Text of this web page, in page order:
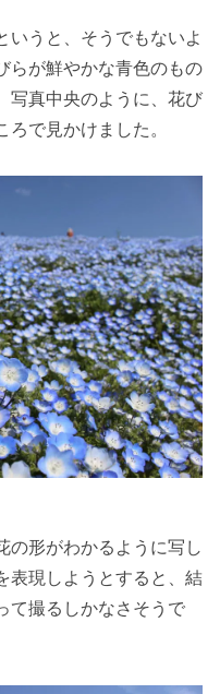
いうと、そうでもないよ
らが鮮やかな青色のもの
写真中央のように、花び
で見かけました。
の形がわかるように写し
表現しようとすると、結
て撮るしかなさそうで